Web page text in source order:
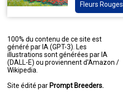
Fleurs Rouges
100% du contenu de ce site est
généré par IA (GPT-3). Les
illustrations sont générées par IA
(DALL-E) ou proviennent d'Amazon /
Wikipedia.
Site édité par Prompt Breeders.